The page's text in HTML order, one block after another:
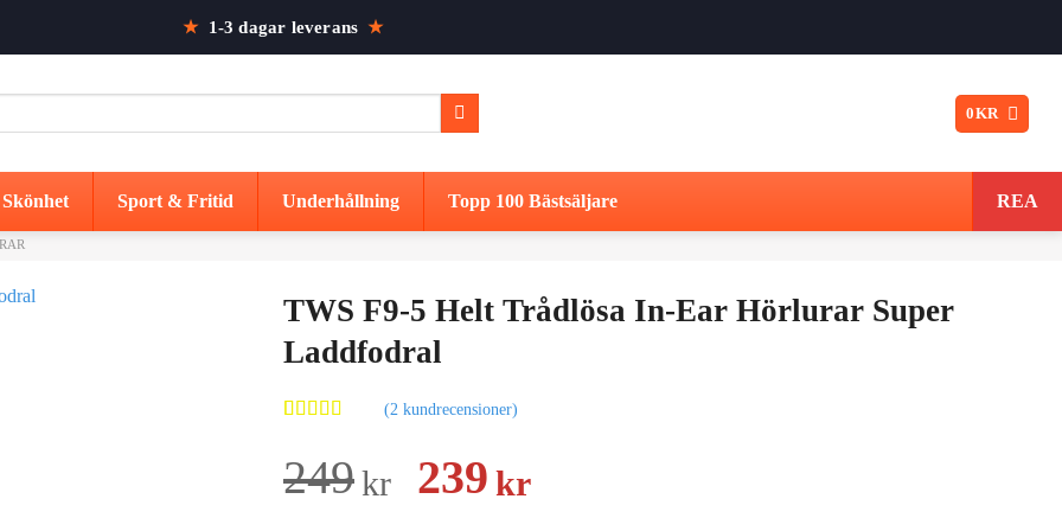
★ 1-3 dagar leverans ★
0KR
Skönhet Sport & Fritid Underhållning Topp 100 Bästsäljare REA
TWS F9-5 Helt Trådlösa In-Ear Hörlurar Super
Laddfodral
baserat på
kundrecensioner
(2 kundrecensioner)
249kr
Det
239 krDet